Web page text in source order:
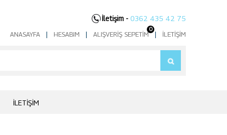
ANASAYFA | HESABIM | ALIŞVERIŞ SEPETIM| İLETIŞIM
İletişim - 0362 435 42 75
0
İLETIŞIM